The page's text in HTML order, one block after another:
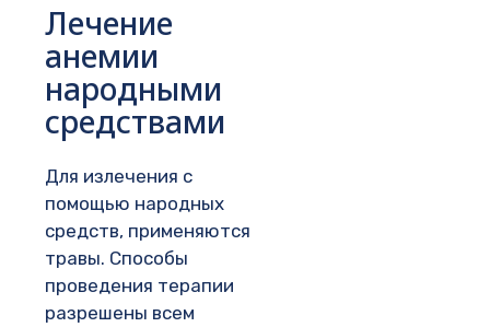
Лечение
анемии
народными
средствами
Для излечения с
помощью народных
средств, применяются
травы. Способы
проведения терапии
разрешены всем